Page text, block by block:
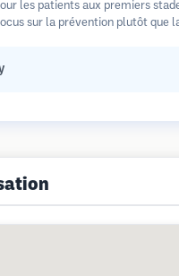
les patients aux premiers
sur la prévention plutôt que